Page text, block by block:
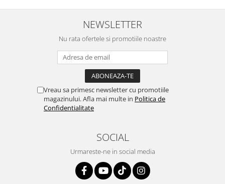
NEWSLETTER
Nu rata ofertele si promotiile noastre
Vreau sa primesc newsletter cu promotiile
magazinului. Afla mai multe in Politica de
Confidentialitate
SOCIAL
Urmareste-ne in social media